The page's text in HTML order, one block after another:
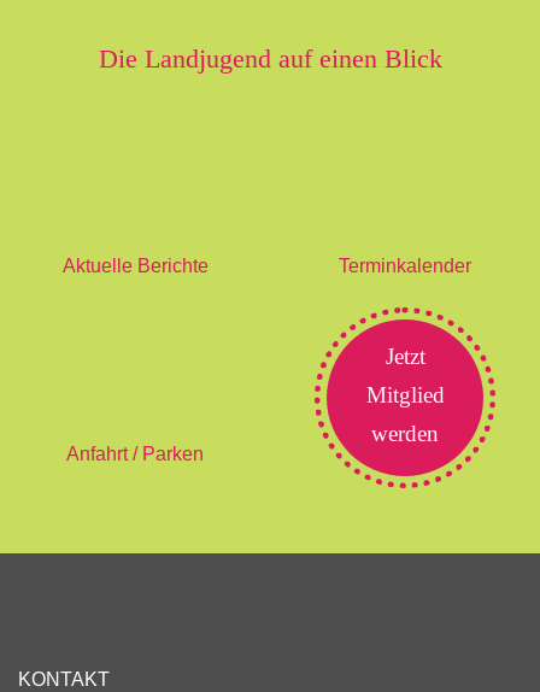
Die Landjugend auf einen Blick
Aktuelle Berichte Terminkalender
Anfahrt / Parken
Jetzt
Mitglied
werden
KONTAKT